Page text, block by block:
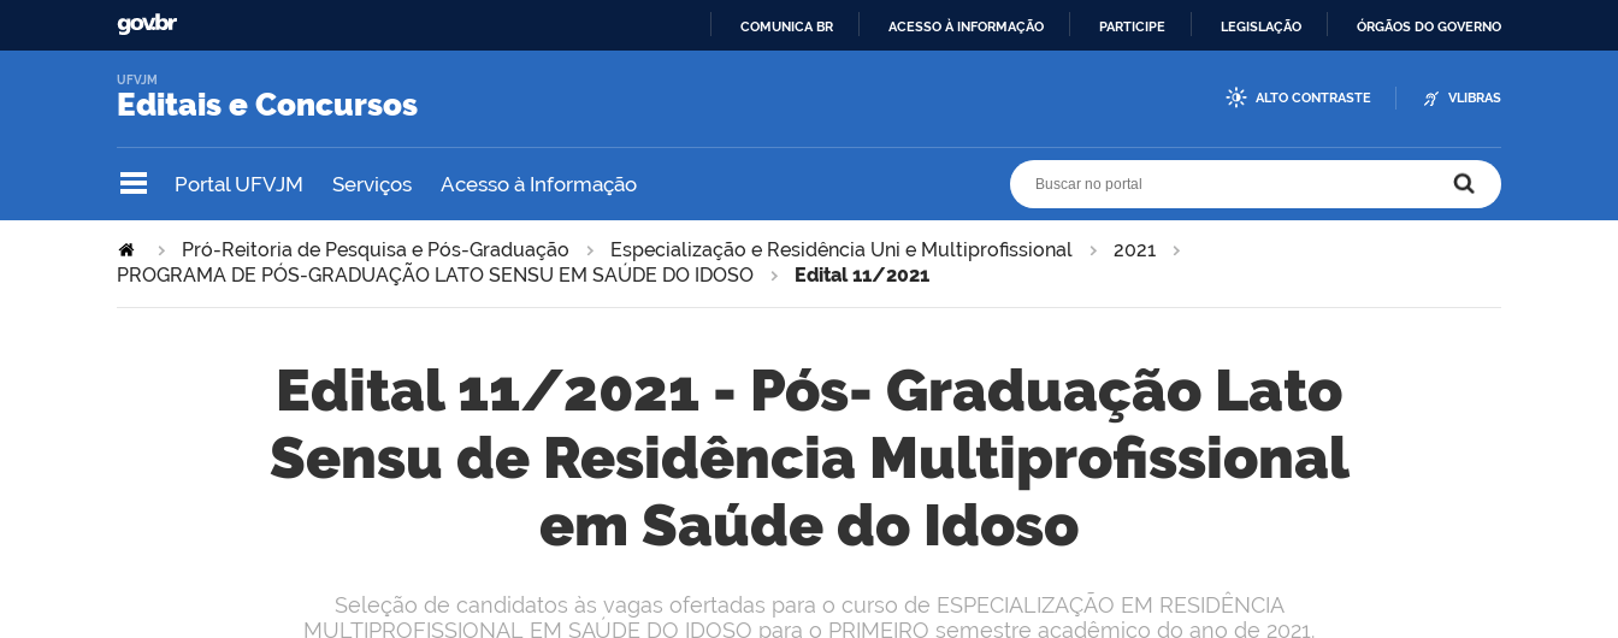
COMUNICA BR ACESSO À INFORMAÇÃO PARTICIPE LEGISLAÇÃO ÓRGÃOS DO GOVERNO
Editais e Concursos
UFVJM
ALTO CONTRASTE VLIBRAS
Portal UFVJM Serviços Acesso à Informação
Pró-Reitoria de Pesquisa e Pós-Graduação Especialização e Residência Uni e Multiprofissional
2021
PROGRAMA DE PÓS-GRADUAÇÃO LATO SENSU EM SAÚDE DO IDOSO
Edital 11/2021
Edital 11/2021 - Pós- Graduação Lato
Sensu de Residência Multiprofissional
em Saúde do Idoso
Seleção de candidatos às vagas ofertadas para o curso de ESPECIALIZAÇÃO EM RESIDÊNCIA
MULTIPROFISSIONAL EM SAÚDE DO IDOSO para o PRIMEIRO semestre acadêmico do ano de 2021.